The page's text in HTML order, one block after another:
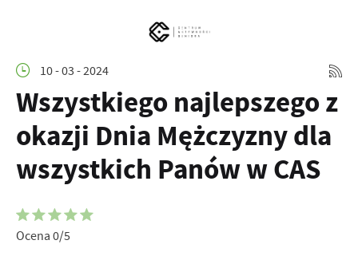
10 - 03 - 2024
Wszystkiego najlepszego z
okazji Dnia Mężczyzny dla
wszystkich Panów w CAS
Ocena 0/5